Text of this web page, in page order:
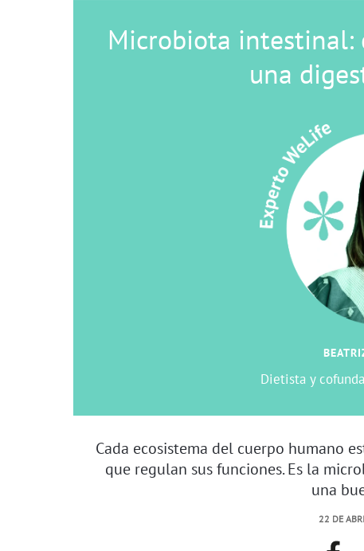
Microbiota intestinal:
una
Dietista y
Cada ecosistema del cuerpo humano
que regulan sus funciones. Es la
una
22 DE